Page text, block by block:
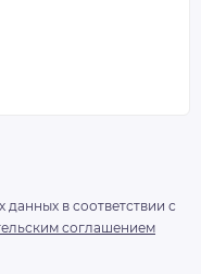
в соответствии с
соглашением